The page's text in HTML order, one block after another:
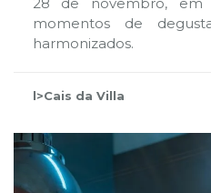
momentos de
harmonizados.
l>Cais da Villa